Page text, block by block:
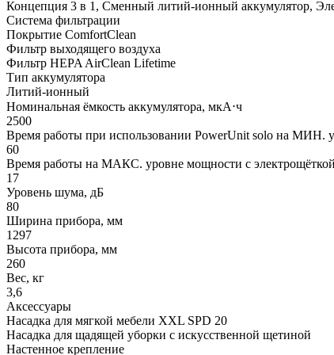
Концепция 3 в 1, Сменный литий-ионный аккумулятор,
Система фильтрации
Покрытие ComfortClean
Фильтр выходящего воздуха
Фильтр HEPA AirClean Lifetime
Тип аккумулятора
Литий-ионный
Номинальная ёмкость аккумулятора, мкА⋅ч
2500
Время работы при использовании PowerUnit solo на МИН.
60
Время работы на МАКС. уровне мощности с электрощёткой
17
Уровень шума, дБ
80
Ширина прибора, мм
1297
Высота прибора, мм
260
Вес, кг
3,6
Аксессуары
Насадка для мягкой мебели XXL SPD 20
Насадка для щадящей уборки с искусственной щетиной
Настенное крепление